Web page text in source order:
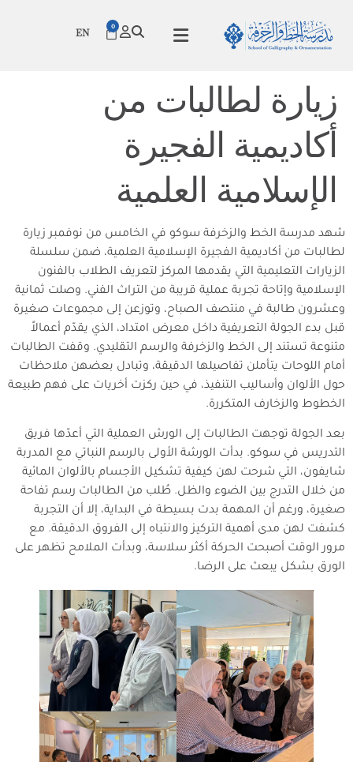
0
EN
زيارة لطالبات من
أكاديمية الفجيرة
الإسلامية العلمية
شهد مدرسة الخط والزخرفة سوكو في الخامس من نوفمبر زيارة
لطالبات من أكاديمية الفجيرة الإسلامية العلمية، ضمن سلسلة
الزيارات التعليمية التي يقدمها المركز لتعريف الطلاب بالفنون
الإسلامية وإتاحة تجربة عملية قريبة من التراث الفني. وصلت ثمانية
وعشرون طالبة في منتصف الصباح، وتوزعن إلى مجموعات صغيرة
قبل بدء الجولة التعريفية داخل معرض امتداد، الذي يقدّم أعمالاً
متنوعة تستند إلى الخط والزخرفة والرسم التقليدي. وقفت الطالبات
أمام اللوحات يتأملن تفاصيلها الدقيقة، وتبادل بعضهن ملاحظات
حول الألوان وأساليب التنفيذ، في حين ركزت أخريات على فهم طبيعة
الخطوط والزخارف المتكررة.
بعد الجولة توجهت الطالبات إلى الورش العملية التي أعدّها فريق
التدريس في سوكو. بدأت الورشة الأولى بالرسم النباتي مع المدربة
شايفون، التي شرحت لهن كيفية تشكيل الأجسام بالألوان المائية
من خلال التدرج بين الضوء والظل. طُلب من الطالبات رسم تفاحة
صغيرة، ورغم أن المهمة بدت بسيطة في البداية، إلا أن التجربة
كشفت لهن مدى أهمية التركيز والانتباه إلى الفروق الدقيقة. مع
مرور الوقت أصبحت الحركة أكثر سلاسة، وبدأت الملامح تظهر على
الورق بشكل يبعث على الرضا.